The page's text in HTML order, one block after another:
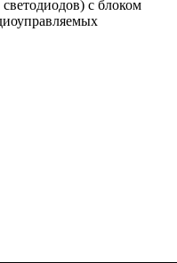
с блоком